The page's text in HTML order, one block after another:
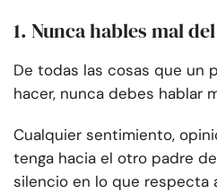
1. Nunca hables mal
De todas las cosas que un
hacer, nunca debes hablar
Cualquier sentimiento,
tenga hacia el otro padre
silencio en lo que respecta